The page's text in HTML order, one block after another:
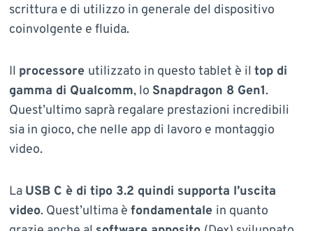
scrittura e di utilizzo in generale del dispositivo
coinvolgente e fluida.
Il processore utilizzato in questo tablet è il top di
gamma di Qualcomm, lo Snapdragon 8 Gen1.
Quest’ultimo saprà regalare prestazioni incredibili
sia in gioco, che nelle app di lavoro e montaggio
video.
La USB C è di tipo 3.2 quindi supporta l’uscita
video. Quest’ultima è fondamentale in quanto